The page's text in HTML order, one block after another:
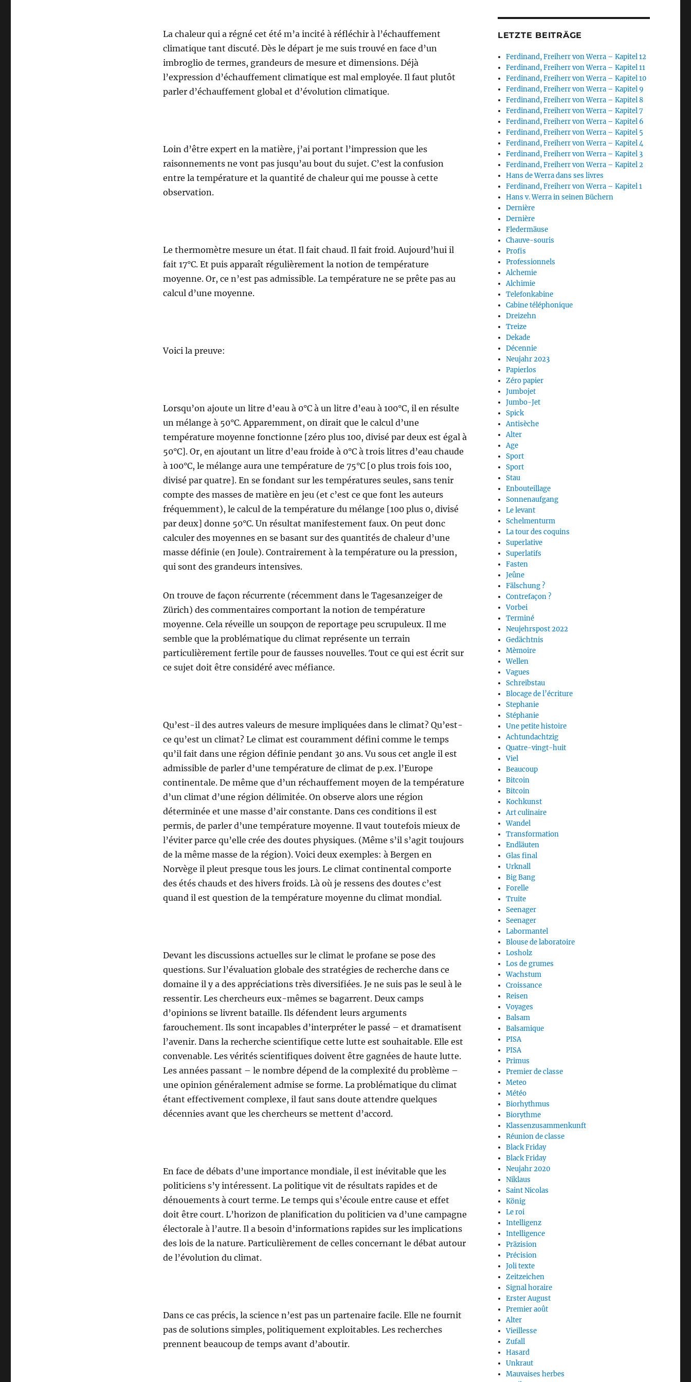
La chaleur qui a régné cet été m’a incité à réfléchir à l’échauffement
climatique tant discuté. Dès le départ je me suis trouvé en face d’un
imbroglio de termes, grandeurs de mesure et dimensions. Déjà
l’expression d’échauffement climatique est mal employée. Il faut plutôt
parler d’échauffement global et d’évolution climatique.
Loin d’être expert en la matière, j’ai portant l’impression que les
raisonnements ne vont pas jusqu’au bout du sujet. C’est la confusion
entre la température et la quantité de chaleur qui me pousse à cette
observation.
Le thermomètre mesure un état. Il fait chaud. Il fait froid. Aujourd’hui il
fait 17°C. Et puis apparaît régulièrement la notion de température
moyenne. Or, ce n’est pas admissible. La température ne se prête pas au
calcul d’une moyenne.
Voici la preuve:
Lorsqu’on ajoute un litre d’eau à 0°C à un litre d’eau à 100°C, il en résulte
un mélange à 50°C. Apparemment, on dirait que le calcul d’une
température moyenne fonctionne [zéro plus 100, divisé par deux est égal à
50°C]. Or, en ajoutant un litre d’eau froide à 0°C à trois litres d’eau chaude
à 100°C, le mélange aura une température de 75°C [0 plus trois fois 100,
divisé par quatre]. En se fondant sur les températures seules, sans tenir
compte des masses de matière en jeu (et c’est ce que font les auteurs
fréquemment), le calcul de la température du mélange [100 plus 0, divisé
par deux] donne 50°C. Un résultat manifestement faux. On peut donc
calculer des moyennes en se basant sur des quantités de chaleur d’une
masse définie (en Joule). Contrairement à la température ou la pression,
qui sont des grandeurs intensives.
On trouve de façon récurrente (récemment dans le Tagesanzeiger de
Zürich) des commentaires comportant la notion de température
moyenne. Cela réveille un soupçon de reportage peu scrupuleux. Il me
semble que la problématique du climat représente un terrain
particulièrement fertile pour de fausses nouvelles. Tout ce qui est écrit sur
ce sujet doit être considéré avec méfiance.
Qu’est-il des autres valeurs de mesure impliquées dans le climat? Qu’est-
ce qu’est un climat? Le climat est couramment défini comme le temps
qu’il fait dans une région définie pendant 30 ans. Vu sous cet angle il est
admissible de parler d’une température de climat de p.ex. l’Europe
continentale. De même que d’un réchauffement moyen de la température
d’un climat d’une région délimitée. On observe alors une région
déterminée et une masse d’air constante. Dans ces conditions il est
permis, de parler d’une température moyenne. Il vaut toutefois mieux de
l’éviter parce qu’elle crée des doutes physiques. (Même s’il s’agit toujours
de la même masse de la région). Voici deux exemples: à Bergen en
Norvège il pleut presque tous les jours. Le climat continental comporte
des étés chauds et des hivers froids. Là où je ressens des doutes c’est
quand il est question de la température moyenne du climat mondial.
Devant les discussions actuelles sur le climat le profane se pose des
questions. Sur l’évaluation globale des stratégies de recherche dans ce
domaine il y a des appréciations très diversifiées. Je ne suis pas le seul à le
ressentir. Les chercheurs eux-mêmes se bagarrent. Deux camps
d’opinions se livrent bataille. Ils défendent leurs arguments
farouchement. Ils sont incapables d’interpréter le passé – et dramatisent
l’avenir. Dans la recherche scientifique cette lutte est souhaitable. Elle est
convenable. Les vérités scientifiques doivent être gagnées de haute lutte.
Les années passant – le nombre dépend de la complexité du problème –
une opinion généralement admise se forme. La problématique du climat
étant effectivement complexe, il faut sans doute attendre quelques
décennies avant que les chercheurs se mettent d’accord.
En face de débats d’une importance mondiale, il est inévitable que les
politiciens s’y intéressent. La politique vit de résultats rapides et de
dénouements à court terme. Le temps qui s’écoule entre cause et effet
doit être court. L’horizon de planification du politicien va d’une campagne
électorale à l’autre. Il a besoin d’informations rapides sur les implications
des lois de la nature. Particulièrement de celles concernant le débat autour
de l’évolution du climat.
Dans ce cas précis, la science n’est pas un partenaire facile. Elle ne fournit
pas de solutions simples, politiquement exploitables. Les recherches
prennent beaucoup de temps avant d’aboutir.
LETZTE BEITRÄGE
Ferdinand, Freiherr von Werra – Kapitel 12
Ferdinand, Freiherr von Werra – Kapitel 11
Ferdinand, Freiherr von Werra – Kapitel 10
Ferdinand, Freiherr von Werra – Kapitel 9
Ferdinand, Freiherr von Werra – Kapitel 8
Ferdinand, Freiherr von Werra – Kapitel 7
Ferdinand, Freiherr von Werra – Kapitel 6
Ferdinand, Freiherr von Werra – Kapitel 5
Ferdinand, Freiherr von Werra – Kapitel 4
Ferdinand, Freiherr von Werra – Kapitel 3
Ferdinand, Freiherr von Werra – Kapitel 2
Hans de Werra dans ses livres
Ferdinand, Freiherr von Werra – Kapitel 1
Hans v. Werra in seinen Büchern
Dernière
Dernière
Fledermäuse
Chauve-souris
Profis
Professionnels
Alchemie
Alchimie
Telefonkabine
Cabine téléphonique
Dreizehn
Treize
Dekade
Décennie
Neujahr 2023
Papierlos
Zéro papier
Jumbojet
Jumbo-Jet
Spick
Antisèche
Alter
Age
Sport
Sport
Stau
Enbouteillage
Sonnenaufgang
Le levant
Schelmenturm
La tour des coquins
Superlative
Superlatifs
Fasten
Jeûne
Fälschung ?
Contrefaçon ?
Vorbei
Terminé
Neujehrspost 2022
Gedächtnis
Mèmoire
Wellen
Vagues
Schreibstau
Blocage de l’écriture
Stephanie
Stéphanie
Une petite histoire
Achtundachtzig
Quatre-vingt-huit
Viel
Beaucoup
Bitcoin
Bitcoin
Kochkunst
Art culinaire
Wandel
Transformation
Endläuten
Glas final
Urknall
Big Bang
Forelle
Truite
Seenager
Seenager
Labormantel
Blouse de laboratoire
Losholz
Los de grumes
Wachstum
Croissance
Reisen
Voyages
Balsam
Balsamique
PISA
PISA
Primus
Premier de classe
Meteo
Météo
Biorhythmus
Biorythme
Klassenzusammenkunft
Réunion de classe
Black Friday
Black Friday
Neujahr 2020
Niklaus
Saint Nicolas
König
Le roi
Intelligenz
Intelligence
Präzision
Précision
Joli texte
Zeitzeichen
Signal horaire
Erster August
Premier août
Alter
Vieillesse
Zufall
Hasard
Unkraut
Mauvaises herbes